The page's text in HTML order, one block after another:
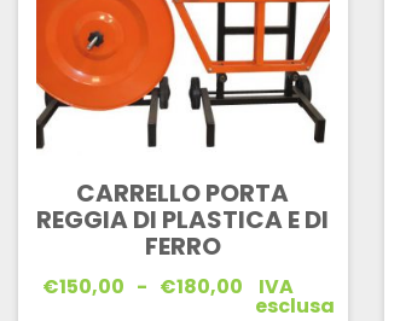
CARRELLO PORTA
REGGIA DI PLASTICA E DI
FERRO
€150,00 - €180,00
Fascia IVA
esclusa